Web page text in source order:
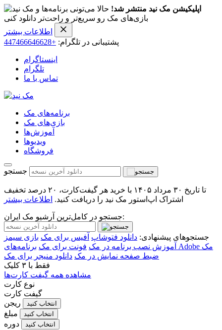
اپلیکیشن مک نید منتشر شد! حالا می‌تونی برنامه‌ها و
بازی‌های مک رو سریع‌تر و راحت‌تر دانلود کنی
اطلاعات بیشتر
پشتیبانی در تلگرام: +447466646628
اینستاگرام
تلگرام
تماس با ما
برنامه‌های مک
بازی‌های مک
آموزش‌ها
ویدیو‌ها
فروشگاه
جستجو
تا تاریخ ۳۰ مرداد ۱۴۰۵ با خرید هر گیفت‌کارت، ۲۰ درصد تخفیف
اشتراک اپ‌استور مک نید را دریافت کنید. اطلاعات بیشتر
جستجو در کامل‌ترین آرشیو مک ایران:
جستجوهای پیشنهادی: دانلود فتوشاپ آفیس برای مک بازی سیمز
آموزش نصب برنامه در مک فونت برای مک
برنامه‌های Adobe مک
ضبط صفحه نمایش در مک دانلود منیجر برای مک
فقط با ۳ کلیک
مشاهده همه گیفت کارت‌ها
نوع کارت
گیفت کارت
ریجن
انتخاب کنید
مبلغ انتخاب کنید
دوره انتخاب کنید